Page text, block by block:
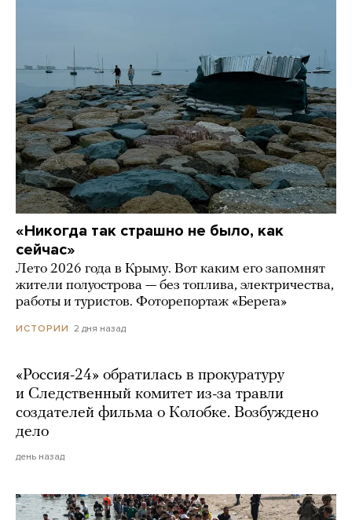
«Никогда так страшно не было, как
сейчас»
Лето 2026 года в Крыму. Вот каким его запомнят
жители полуострова — без топлива, электричества,
работы и туристов. Фоторепортаж «Берега»
ИСТОРИИ 2 дня назад
«Россия-24» обратилась в прокуратуру
и Следственный комитет из-за травли
создателей фильма о Колобке. Возбуждено
дело
день назад